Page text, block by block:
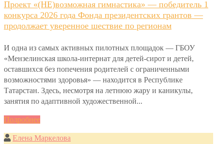
Проект «(НЕ)возможная гимнастика» — победитель 1
конкурса 2026 года Фонда президентских грантов —
продолжает уверенное шествие по регионам
И одна из самых активных пилотных площадок — ГБОУ
«Мензелинская школа-интернат для детей-сирот и детей,
оставшихся без попечения родителей с ограниченными
возможностями здоровья» — находится в Республике
Татарстан. Здесь, несмотря на летнюю жару и каникулы,
занятия по адаптивной художественной...
Подробнее
Елена Маркелова